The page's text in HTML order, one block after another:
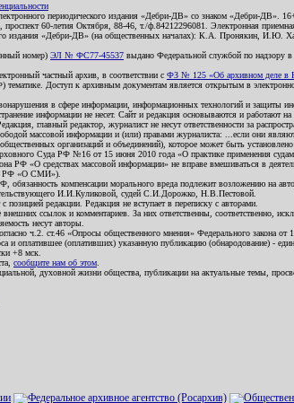
периодического издания «Дебри-ДВ» со знаком «Дебри-
60-летия Октября, 88-46, т./ф.84212296081. Электронная
издания «Дебри-ДВ» (на общественных началах): К.А.
номер) ЭЛ № ФС77-45537 выдано Федеральной службой по надзору в
частный архив, в соответствии с ФЗ № 125 «Об архивном деле в
Доступ к архивным документам является открытым в
в сфере информации, информационных технологий и защиты
информации не несет. Сайт и редакция основываются и работают
главный редактор, журналист не несут ответственности за
массовой информации и (или) правами журналиста: ...если они
организаций и объединений), которое может быть
Суда РФ №16 от 15 июня 2010 года «О практике применения
РФ «О средствах массовой информации» не вправе вмешиваться в
РФ «О СМИ»).
компенсации морального вреда подлежит возложению на
И.И.Куликовой, судей С.И.Дорожко, Н.В.Пестовой.
позицией редакции. Редакция не вступает в переписку с авторами.
внешних ссылок и комментариев. За них ответственны,
несут авторы.
ч.2. ст.46 «Опросы общественного мнения» Федерального закона
и оплатившее (оплативших) указанную публикацию (обнародование) -
+8 мск.
сообщите нам об этом
духовной жизни общества, публикации на актуальные темы,